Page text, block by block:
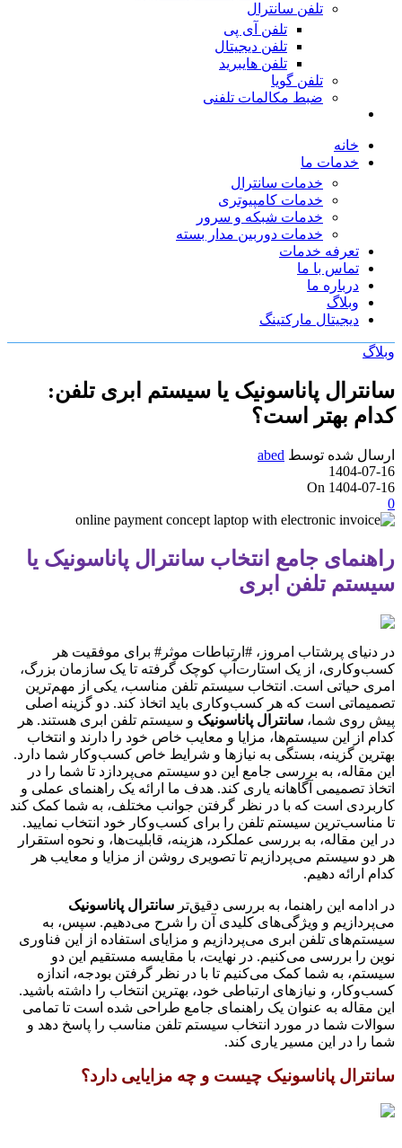
تلفن سانترال
تلفن آی پی
تلفن دیجیتال
تلفن هایبرید
تلفن گویا
ضبط مکالمات تلفنی
خانه
خدمات ما
خدمات سانترال
خدمات کامپیوتری
خدمات شبکه و سرور
خدمات دوربین مدار بسته
تعرفه خدمات
تماس با ما
درباره ما
وبلاگ
دیجیتال مارکتینگ
وبلاگ
سانترال پاناسونیک یا سیستم ابری تلفن:
کدام بهتر است؟
ارسال شده توسط abed
1404-07-16
On 1404-07-16
0
راهنمای جامع انتخاب سانترال پاناسونیک یا
سیستم تلفن ابری
در دنیای پرشتاب امروز، #ارتباطات موثر# برای موفقیت هر
کسب‌وکاری، از یک استارت‌آپ کوچک گرفته تا یک سازمان بزرگ،
امری حیاتی است. انتخاب سیستم تلفن مناسب، یکی از مهم‌ترین
تصمیماتی است که هر کسب‌وکاری باید اتخاذ کند. دو گزینه اصلی
پیش روی شما، سانترال پاناسونیک و سیستم تلفن ابری هستند. هر
کدام از این سیستم‌ها، مزایا و معایب خاص خود را دارند و انتخاب
بهترین گزینه، بستگی به نیازها و شرایط خاص کسب‌وکار شما دارد.
این مقاله، به بررسی جامع این دو سیستم می‌پردازد تا شما را در
اتخاذ تصمیمی آگاهانه یاری کند. هدف ما ارائه یک راهنمای عملی و
کاربردی است که با در نظر گرفتن جوانب مختلف، به شما کمک کند
تا مناسب‌ترین سیستم تلفن را برای کسب‌وکار خود انتخاب نمایید.
در این مقاله، به بررسی عملکرد، هزینه، قابلیت‌ها، و نحوه استقرار
هر دو سیستم می‌پردازیم تا تصویری روشن از مزایا و معایب هر
کدام ارائه دهیم.
در ادامه این راهنما، به بررسی دقیق‌تر سانترال پاناسونیک
می‌پردازیم و ویژگی‌های کلیدی آن را شرح می‌دهیم. سپس، به
سیستم‌های تلفن ابری می‌پردازیم و مزایای استفاده از این فناوری
نوین را بررسی می‌کنیم. در نهایت، با مقایسه مستقیم این دو
سیستم، به شما کمک می‌کنیم تا با در نظر گرفتن بودجه، اندازه
کسب‌وکار، و نیازهای ارتباطی خود، بهترین انتخاب را داشته باشید.
این مقاله به عنوان یک راهنمای جامع طراحی شده است تا تمامی
سوالات شما در مورد انتخاب سیستم تلفن مناسب را پاسخ دهد و
شما را در این مسیر یاری کند.
سانترال پاناسونیک چیست و چه مزایایی دارد؟